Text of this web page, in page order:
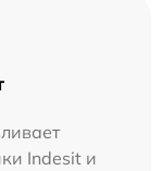
Indesit и